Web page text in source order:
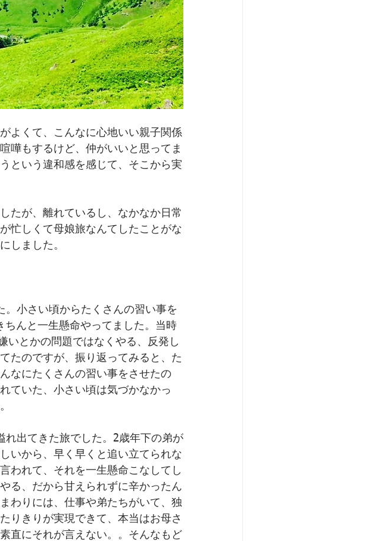
よくて、こんなに心地いい親子関係
嘩もするけど、仲がいいと思ってま
という違和感を感じて、そこから実
たが、離れているし、なかなか日常
忙しくて母娘旅なんてしたことがな
しました。
小さい頃からたくさんの習い事を
ちんと一生懸命やってました。当時
いとかの問題ではなくやる、反発し
たのですが、振り返ってみると、た
なにたくさんの習い事をさせたの
ていた、小さい頃は気づかなかっ
れ出てきた旅でした。2歳年下の弟が
いから、早く早くと追い立てられな
われて、それを一生懸命こなしてし
る、だから甘えられずに辛かったん
わりには、仕事や弟たちがいて、独
りきりが実現できて、本当はお母さ
直にそれが言えない。。そんなもど